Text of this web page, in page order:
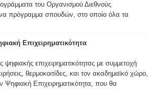
του Οργανισμού Διεθνούς
πρόγραμμα σπουδών, στο οποίο όλα τα
Επιχειρηματικότητα
επιχειρηματικότητας με συμμετοχή
θερμοκοιτίδες, και τον ακαδημαϊκό χώρο,
Ψηφιακή Επιχειρηματικότητα, που θα